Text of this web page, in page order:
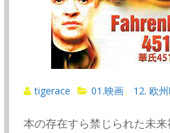
tigerace 01.映画 12. 欧
本の存在すら禁じられた未